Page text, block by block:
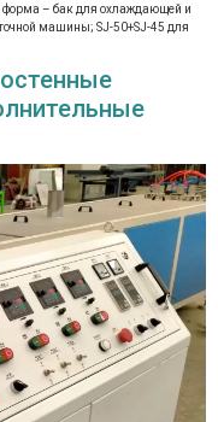
форма – бак для охлаждающей и
машины; SJ-50+SJ-45 для